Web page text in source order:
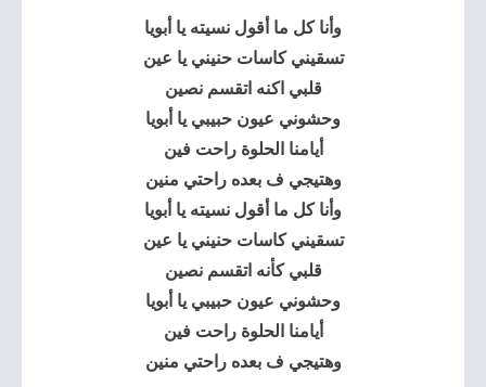
وأنا كل ما أقول نسيته يا أبويا
تسقيني كاسات حنيني يا عين
قلبي اكنه اتقسم نصين
وحشوني عيون حبيبي يا أبويا
أيامنا الحلوة راحت فين
وهتيجي ف بعده راحتي منين
وأنا كل ما أقول نسيته يا أبويا
تسقيني كاسات حنيني يا عين
قلبي كأنه اتقسم نصين
وحشوني عيون حبيبي يا أبويا
أيامنا الحلوة راحت فين
وهتيجي ف بعده راحتي منين